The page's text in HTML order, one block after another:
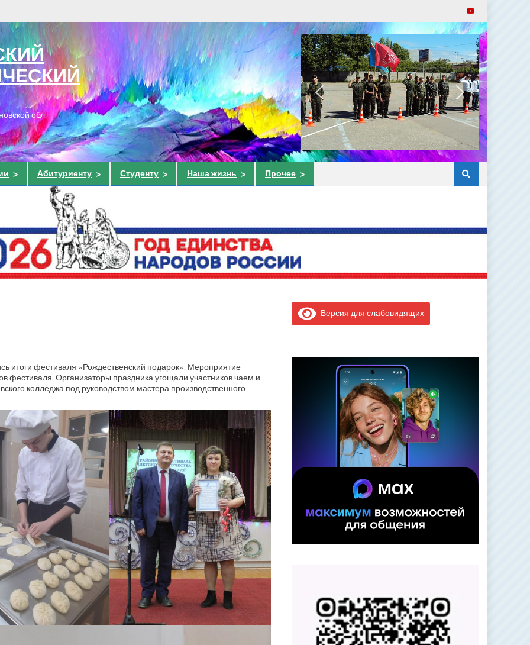
обл.
Абитуриенту Студенту Наша жизнь Прочее
итоги фестиваля «Рождественский подарок». Мероприятие
фестиваля. Организаторы праздника угощали участников чаем и
колледжа под руководством мастера производственного
Версия для слабовидящих